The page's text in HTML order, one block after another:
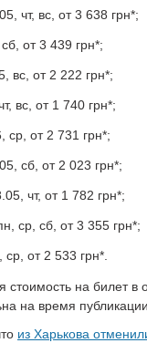
чт, вс, от 3 638 грн*;
от 3 439 грн*;
вс, от 2 222 грн*;
вс, от 1 740 грн*;
от 2 731 грн*;
сб, от 2 023 грн*;
чт, от 1 782 грн*;
ср, сб, от 3 355 грн*;
от 2 533 грн*.
стоимость на билет в
на время публикации.
из Харькова